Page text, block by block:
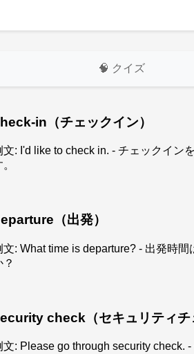
🧠 クイズ
in（チェックイン）
文: I'd like to check in. - チェックイン
（出発）
文: What time is departure? - 出発時間
？
check（セキュリティチ
文: Please go through security check.